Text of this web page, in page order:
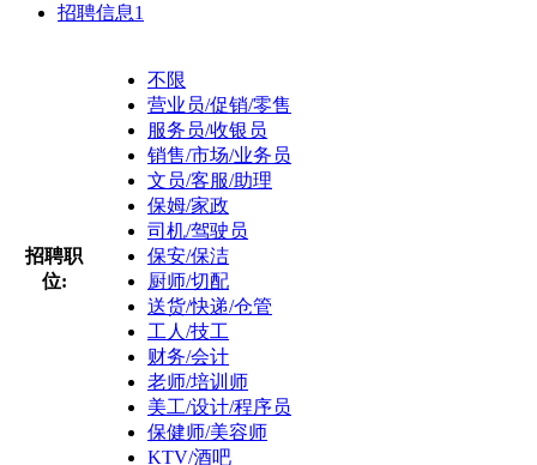
招聘信息1
招聘职
位:
不限
营业员/促销/零售
服务员/收银员
销售/市场/业务员
文员/客服/助理
保姆/家政
司机/驾驶员
保安/保洁
厨师/切配
送货/快递/仓管
工人/技工
财务/会计
老师/培训师
美工/设计/程序员
保健师/美容师
KTV/酒吧